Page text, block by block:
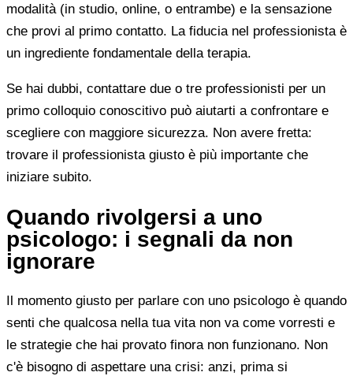
modalità (in studio, online, o entrambe) e la sensazione
che provi al primo contatto. La fiducia nel professionista è
un ingrediente fondamentale della terapia.
Se hai dubbi, contattare due o tre professionisti per un
primo colloquio conoscitivo può aiutarti a confrontare e
scegliere con maggiore sicurezza. Non avere fretta:
trovare il professionista giusto è più importante che
iniziare subito.
Quando rivolgersi a uno
psicologo: i segnali da non
ignorare
Il momento giusto per parlare con uno psicologo è quando
senti che qualcosa nella tua vita non va come vorresti e
le strategie che hai provato finora non funzionano. Non
c'è bisogno di aspettare una crisi: anzi, prima si